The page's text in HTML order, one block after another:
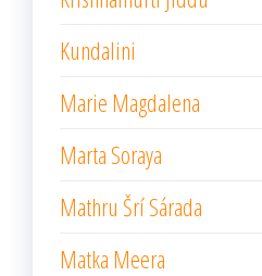
Kundalini
Marie Magdalena
Marta Soraya
Mathru Šrí Sárada
Matka Meera